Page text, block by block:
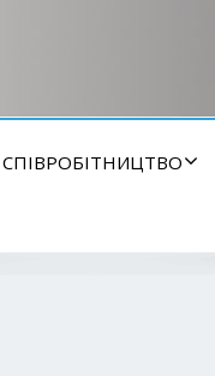
СПІВРОБІТНИЦТВО